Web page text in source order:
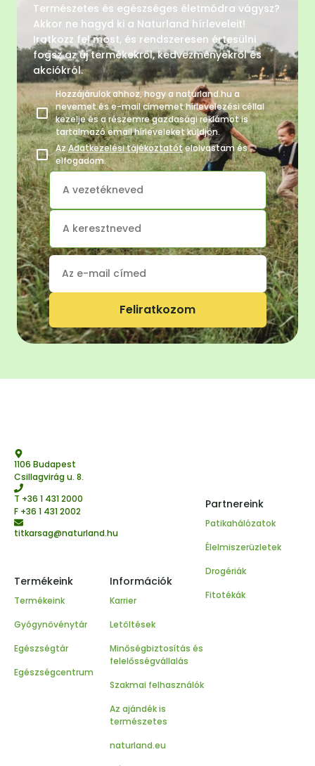
Természetes és egészséges életmódra vágysz?
Akkor ne hagyd ki a Naturland hírleveleit!
Iratkozz fel most, és rendszeresen értesülni
fogsz az új termékekről, kedvezményekről és
akciókról.
Hozzájárulok ahhoz, hogy a naturland.hu a
nevemet és e-mail címemet hírlevelezési céllal
kezelje és a részemre gazdasági reklámot is
tartalmazó email hírleveleket küldjön.
AzAdatkezelési tájékoztatótelolvastam és
elfogadom.
Feliratkozom
1106 Budapest
Csillagvirág u. 8.
T +36 1 431 2000
F +36 1 431 2002
titkarsag@naturland.hu
Termékeink
Termékeink
Gyógynövénytár
Egészségtár
Egészségcentrum
Információk
Karrier
Letöltések
Minőségbiztosítás és
felelősségvállalás
Szakmai felhasználók
Az ajándék is
természetes
naturland.eu
Partnereink
Patikahálózatok
Élelmiszerüzletek
Drogériák
Fitotékák